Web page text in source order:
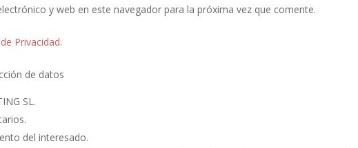
y web en este navegador para la próxima vez que comente.
Privacidad.
de datos
SL.
del interesado.